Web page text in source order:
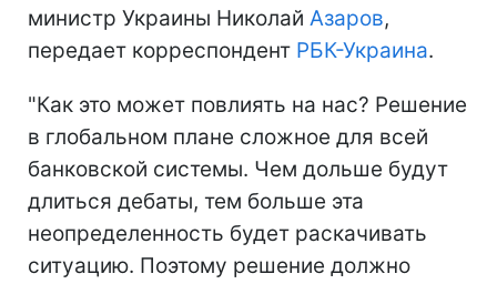
министр Украины Николай Азаров,
передает корреспондент РБК-Украина.
"Как это может повлиять на нас? Решение
в глобальном плане сложное для всей
банковской системы. Чем дольше будут
длиться дебаты, тем больше эта
неопределенность будет раскачивать
ситуацию. Поэтому решение должно